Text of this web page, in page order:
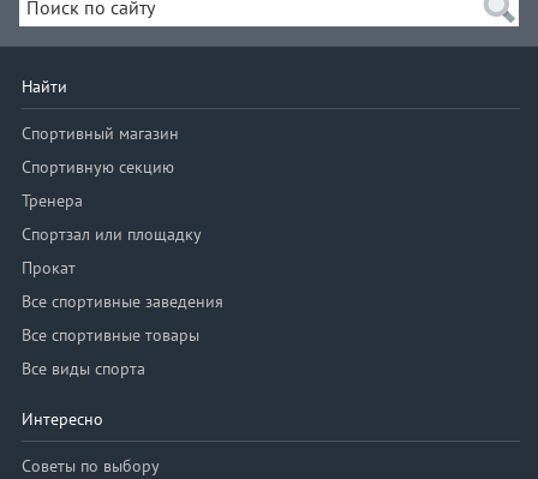
Найти
Спортивный магазин
Спортивную секцию
Тренера
Спортзал или площадку
Прокат
Все спортивные заведения
Все спортивные товары
Все виды спорта
Интересно
Советы по выбору